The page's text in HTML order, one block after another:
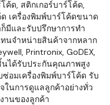
ค้ด, สติกเกอร์บาร์โค้ด,
เครื่องพิมพ์บาร์โค้ดขนาด
มีและรับปรึกษาการทำ
นจำหน่ายสินค้าจากหลาก
Printronix, GoDEX,
นได้รับประกันคุณภาพสูง
อมเครื่องพิมพ์บาร์โค้ด รับ
ในการดูแลลูกค้าอย่างทั่ว
านของลูกค้า